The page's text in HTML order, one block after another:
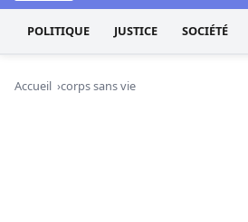
POLITIQUE JUSTICE SOCIÉTÉ
Accueil corps sans vie